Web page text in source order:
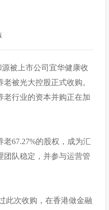
被上市公司宜华健康收
被光大控股正式收购。
老行业的资本并购正在加
67.27%的股权，成为汇
团队稳定，并参与运营管
此次收购，在香港做金融